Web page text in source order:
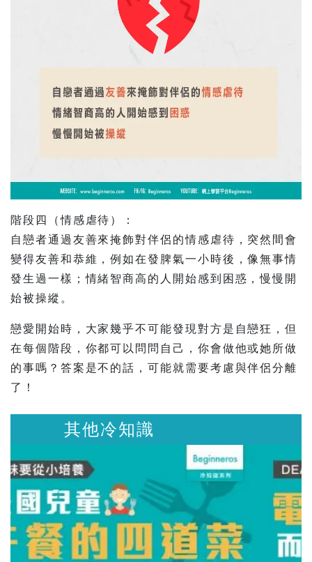
階段四（情感虐待）：
自戀者通過友善來掩飾對伴侶的情感虐待，突然間會
變得友善和恭維，例如在發脾氣一小時後，像無事情
發生過一樣；情緒智商高的人開始感到困惑，慢慢開
始被操縱。
戀愛開始時，大家幾乎不可能發現對方是自戀狂，但
在每個階段，你都可以問問自己，你會做他或她所做
的事嗎？答案是不的話，可能就需要考慮與伴侶分離
了！
其他冷知識